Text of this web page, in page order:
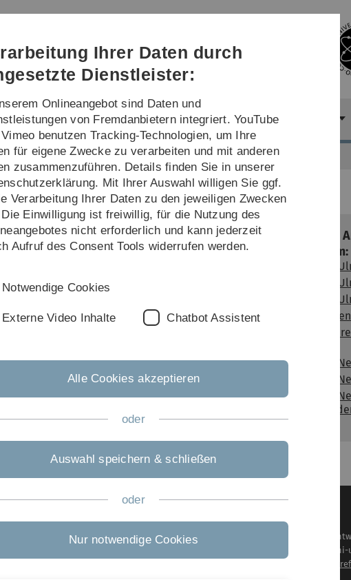
Direkt
Direkt
Direkt
(Sprache,
Drucken,
Social
Direkt
Direkt
Netzwerk - ExzellenziaUlm
Uni Ulm Familienservice
zentrale Anlaufstelle für alle
Beruf und Familie wie z.B.
Ferienbetreuung, Schwangerschaft,
Weitere
Neu-Ulm:
Stadt
Stadt
Stadt
Stadt
Stadt
Stadt
Rechtliche Hinweise
Impressum
Inhaltlich
https://www.uni-
Ihrer Daten durch
Dienstleister:
Onlineangebot sind Daten und
von Fremdanbietern integriert. YouTube
benutzen Tracking-Technologien, um Ihre
für eigene Zwecke zu verarbeiten und mit anderen
zusammenzuführen. Details finden Sie in unserer
Mit Ihrer Auswahl willigen Sie ggf.
Verarbeitung Ihrer Daten zu den jeweiligen Zwecken
Einwilligung ist freiwillig, für die Nutzung des
nicht erforderlich und kann jederzeit
Aufruf des Consent Tools widerrufen werden.
Notwendige Cookies
Externe Video Inhalte Chatbot Assistent
Alle Cookies akzeptieren
oder
Auswahl speichern & schließen
oder
Nur notwendige Cookies